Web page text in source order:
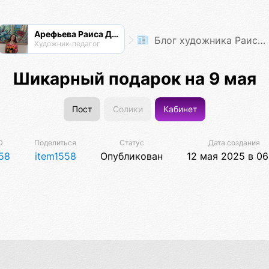
Арефьева Раиса Дмитриевна
Художник-педагог Блог художника Раисы Арефьевой
Шикарный подарок на 9 мая
Пост Солики Кабинет
Поделиться
item1558
Статус
Опубликован
Дата создания
12 мая 2025 в